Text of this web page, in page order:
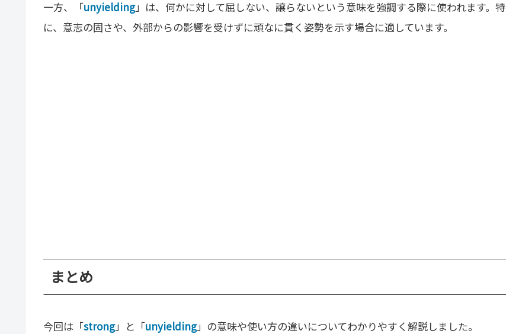
一方、「unyielding」は、何かに対して屈しない、譲らないという意味を強調する際に使われます。特
に、意志の固さや、外部からの影響を受けずに頑なに貫く姿勢を示す場合に適しています。
まとめ
今回は「strong」と「unyielding」の意味や使い方の違いについてわかりやすく解説しました。